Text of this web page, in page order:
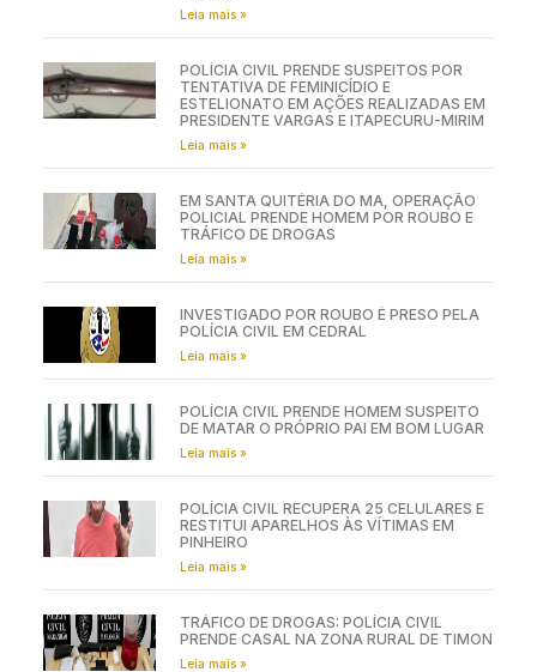
Leia mais »
POLÍCIA CIVIL PRENDE SUSPEITOS POR
TENTATIVA DE FEMINICÍDIO E
ESTELIONATO EM AÇÕES REALIZADAS EM
PRESIDENTE VARGAS E ITAPECURU-MIRIM
Leia mais »
EM SANTA QUITÉRIA DO MA, OPERAÇÃO
POLICIAL PRENDE HOMEM POR ROUBO E
TRÁFICO DE DROGAS
Leia mais »
INVESTIGADO POR ROUBO É PRESO PELA
POLÍCIA CIVIL EM CEDRAL
Leia mais »
POLÍCIA CIVIL PRENDE HOMEM SUSPEITO
DE MATAR O PRÓPRIO PAI EM BOM LUGAR
Leia mais »
POLÍCIA CIVIL RECUPERA 25 CELULARES E
RESTITUI APARELHOS ÀS VÍTIMAS EM
PINHEIRO
Leia mais »
TRÁFICO DE DROGAS: POLÍCIA CIVIL
PRENDE CASAL NA ZONA RURAL DE TIMON
Leia mais »